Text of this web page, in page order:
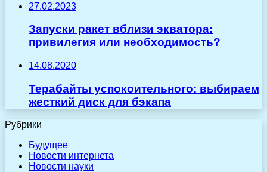
27.02.2023
Запуски ракет вблизи экватора:
привилегия или необходимость?
14.08.2020
Терабайты успокоительного: выбираем
жесткий диск для бэкапа
Рубрики
Будущее
Новости интернета
Новости науки